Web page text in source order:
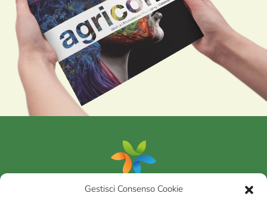
Gestisci Consenso Cookie